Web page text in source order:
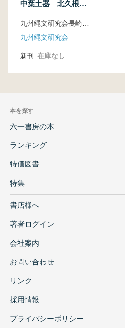
中葉土器 北久根山
行期を中心に 発表
要旨・資料集
九州縄文研究会
新刊 在庫なし
本を探す
六一書房の本
ランキング
特価図書
特集
書店様へ
著者ログイン
会社案内
お問い合わせ
リンク
採用情報
プライバシーポリシー